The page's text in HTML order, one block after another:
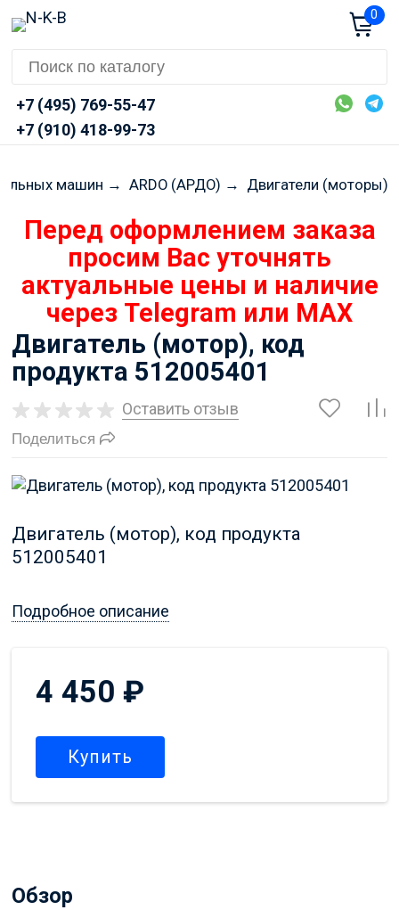
0
+7 (495) 769-55-47
+7 (910) 418-99-73
машин → ARDO (АРДО) → Двигатели (моторы)
Перед оформлением заказа
просим Вас уточнять
актуальные цены и наличие
через Telegram или MAX
Двигатель (мотор), код
продукта 512005401
Оставить отзыв
Поделиться
Двигатель (мотор), код продукта
512005401
Подробное описание
4 450 ₽
Купить
Обзор